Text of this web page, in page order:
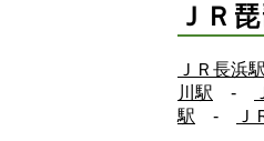
ＪＲ
ＪＲ長浜駅
川駅 -
駅 - Ｊ